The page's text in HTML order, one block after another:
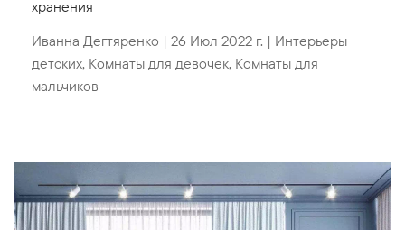
хранения
Иванна Дегтяренко | 26 Июл 2022 г. | Интерьеры
детских, Комнаты для девочек, Комнаты для
мальчиков